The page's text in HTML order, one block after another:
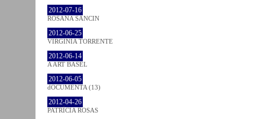
2012-07-16
ROSANA SANCIN
2012-06-25
VIRGINIA TORRENTE
2012-06-14
A ART BASEL
2012-06-05
dOCUMENTA (13)
2012-04-26
PATRÍCIA ROSAS